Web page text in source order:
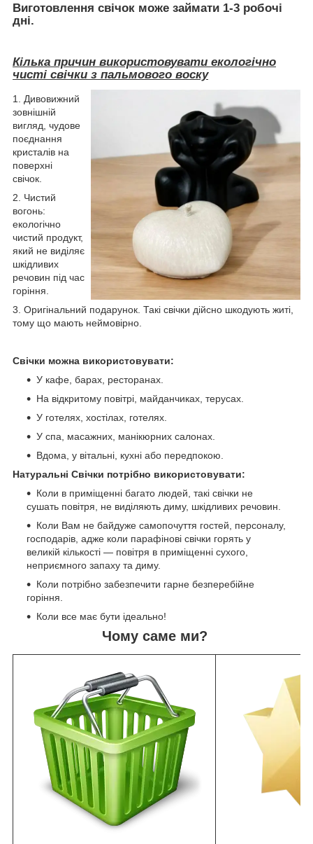
Виготовлення свічок може займати 1-3 робочі
дні.
Кілька причин використовувати екологічно
чисті свічки з пальмового воску
1. Дивовижний
зовнішній
вигляд, чудове
поєднання
кристалів на
поверхні
свічок.
2. Чистий
вогонь:
екологічно
чистий продукт,
який не виділяє
шкідливих
речовин під час
горіння.
3. Оригінальний подарунок. Такі свічки дійсно шкодують житі,
тому що мають неймовірно.
Свічки можна використовувати:
У кафе, барах, ресторанах.
На відкритому повітрі, майданчиках, терусах.
У готелях, хостілах, готелях.
У спа, масажних, манікюрних салонах.
Вдома, у вітальні, кухні або передпокою.
Натуральні Свічки потрібно використовувати:
Коли в приміщенні багато людей, такі свічки не
сушать повітря, не виділяють диму, шкідливих речовин.
Коли Вам не байдуже самопочуття гостей, персоналу,
господарів, адже коли парафінові свічки горять у
великій кількості — повітря в приміщенні сухого,
неприємного запаху та диму.
Коли потрібно забезпечити гарне безперебійне
горіння.
Коли все має бути ідеально!
Чому саме ми?